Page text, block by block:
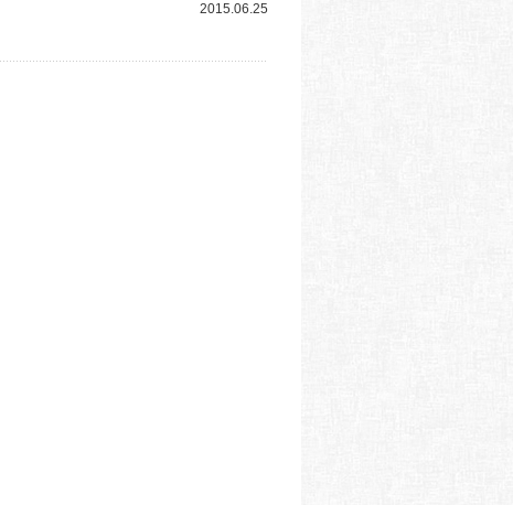
2015.06.25